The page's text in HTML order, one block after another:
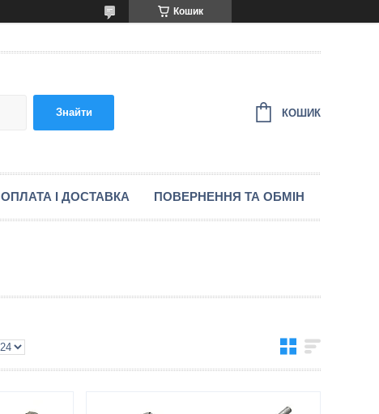
Кошик
Знайти КОШИК
ОПЛАТА І ДОСТАВКА ПОВЕРНЕННЯ ТА ОБМІН